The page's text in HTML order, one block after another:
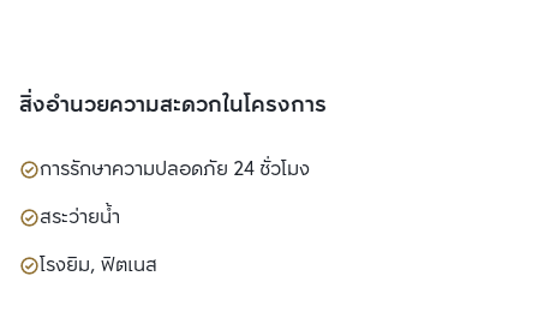
สิ่งอำนวยความสะดวกในโครงการ
การรักษาความปลอดภัย 24 ชั่วโมง
สระว่ายน้ำ
โรงยิม, ฟิตเนส